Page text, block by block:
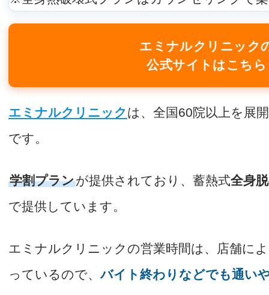
エミナルクリニック
公式サイトはこちら
エミナルクリニックは、全国60院以上を展
です。
学割プランが提供されており、蓄熱式全身
で提供しています。
エミナルクリニックの営業時間は、店舗に
っているので、バイト終わりなどでも通い